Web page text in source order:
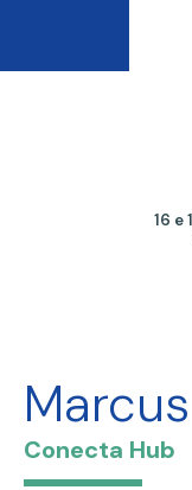
16 e
Conecta Hub